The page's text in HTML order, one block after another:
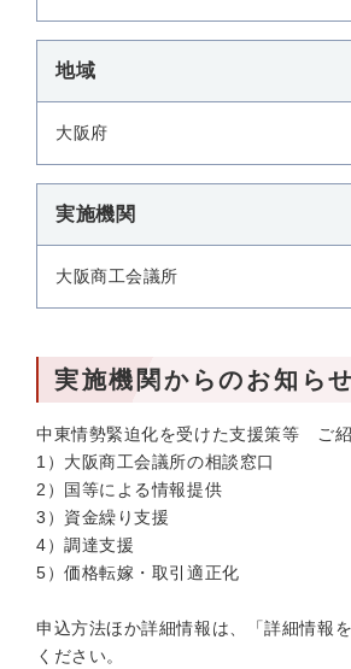
地域
大阪府
実施機関
大阪商工会議所
実施機関からのお知らせ
中東情勢緊迫化を受けた支援策等 ご
1）大阪商工会議所の相談窓口
2）国等による情報提供
3）資金繰り支援
4）調達支援
5）価格転嫁・取引適正化
申込方法ほか詳細情報は、「詳細情報
ください。